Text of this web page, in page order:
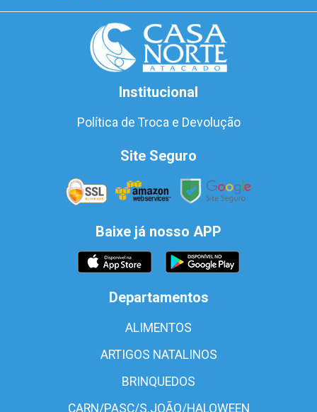
Institucional
Política de Troca e Devolução
Site Seguro
Baixe já nosso APP
Departamentos
ALIMENTOS
ARTIGOS NATALINOS
BRINQUEDOS
CARN/PASC/S.JOÃO/HALOWEEN